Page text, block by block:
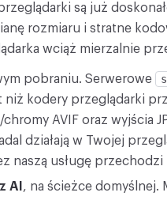
są już
rozmiaru i stratne
wciąż mierzalnie
pobraniu. Serwerowe
niż kodery przeglądarki
AVIF oraz wyjścia
działają w Twojej
naszą usługę
AI , na ścieżce domyślnej.